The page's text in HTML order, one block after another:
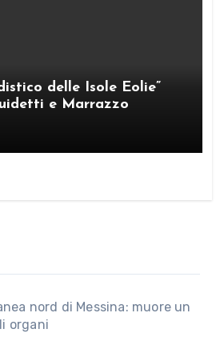
delle Isole Eolie”
e Marrazzo
nord di Messina: muore un
organi